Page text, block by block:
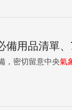
備用品清單
，密切留意中央氣